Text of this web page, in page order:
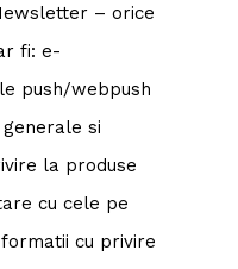
– orice
fi: e-
push/webpush
si
la produse
cu cele pe
cu privire